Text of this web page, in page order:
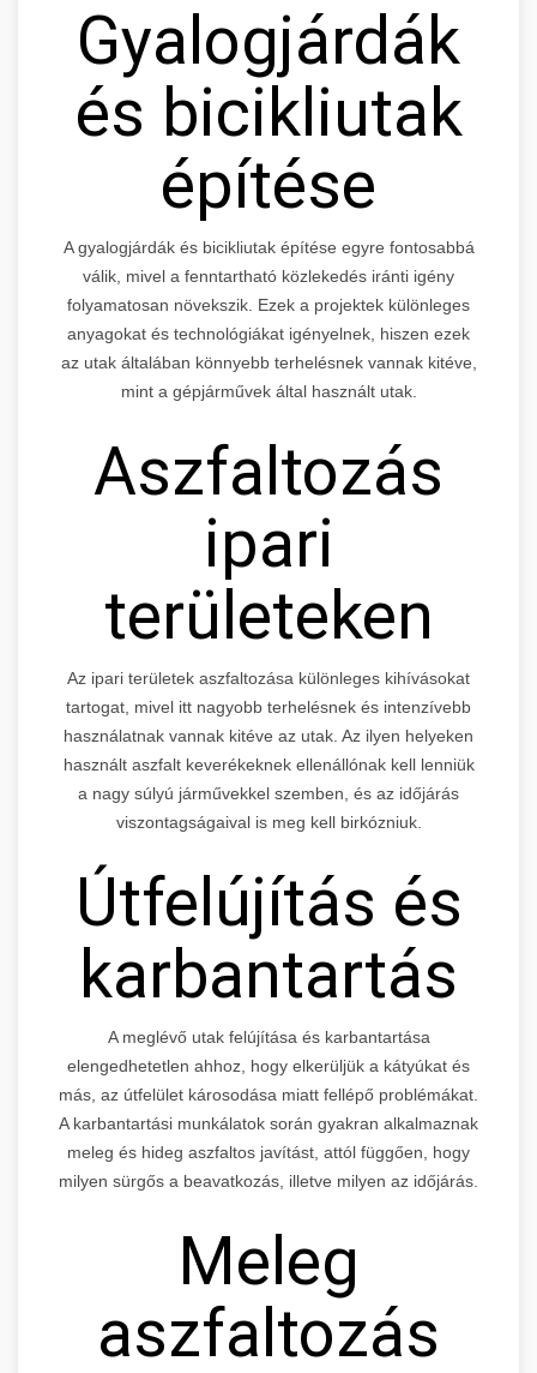
Gyalogjárdák
és bicikliutak
építése
A gyalogjárdák és bicikliutak építése egyre fontosabbá
válik, mivel a fenntartható közlekedés iránti igény
folyamatosan növekszik. Ezek a projektek különleges
anyagokat és technológiákat igényelnek, hiszen ezek
az utak általában könnyebb terhelésnek vannak kitéve,
mint a gépjárművek által használt utak.
Aszfaltozás
ipari
területeken
Az ipari területek aszfaltozása különleges kihívásokat
tartogat, mivel itt nagyobb terhelésnek és intenzívebb
használatnak vannak kitéve az utak. Az ilyen helyeken
használt aszfalt keverékeknek ellenállónak kell lenniük
a nagy súlyú járművekkel szemben, és az időjárás
viszontagságaival is meg kell birkózniuk.
Útfelújítás és
karbantartás
A meglévő utak felújítása és karbantartása
elengedhetetlen ahhoz, hogy elkerüljük a kátyúkat és
más, az útfelület károsodása miatt fellépő problémákat.
A karbantartási munkálatok során gyakran alkalmaznak
meleg és hideg aszfaltos javítást, attól függően, hogy
milyen sürgős a beavatkozás, illetve milyen az időjárás.
Meleg
aszfaltozás